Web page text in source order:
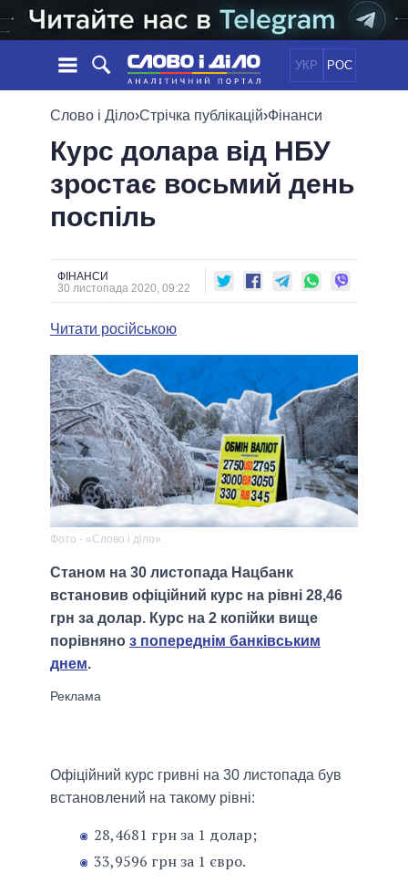
УКР РОС
НОВИНИ
СТРІЧКА
ПОДІЇ
СТАТТІ
ОГЛЯДИ
ДАЙДЖЕСТИ
ПОЛІТИКА
ЕКОНОМІКА
ОБIЦЯНКИ
ПОЛIТИКИ
ПРЕЗИДЕНТ І ОФІС
ВЕРХОВНА РАДА
МЕРИ МІСТ
ВСІ ПЕРСОНИ
ВІДЕО
ПОРІВНЯННЯ ПОЛІТИКІВ
Слово і Діло›Стрічка публікацій›Фінанси
Курс долара від НБУ
зростає восьмий день
поспіль
ФІНАНСИ
30 листопада 2020, 09:22
Читати російською
Фото - «Слово і діло».
Станом на 30 листопада Нацбанк
встановив офіційний курс на рівні 28,46
грн за долар. Курс на 2 копійки вище
порівняно з попереднім банківським
днем.
Офіційний курс гривні на 30 листопада був
встановлений на такому рівні:
28,4681 грн за 1 долар;
33,9596 грн за 1 євро.